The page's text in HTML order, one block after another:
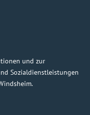
und zur
Sozialdienstleistungen